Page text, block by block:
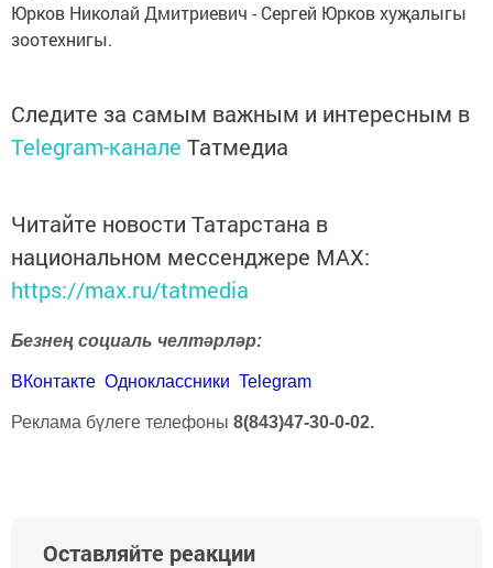
Юрков Николай Дмитриевич - Сергей Юрков хуҗалыгы
зоотехнигы.
Следите за самым важным и интересным в
Telegram-канале Татмедиа
Читайте новости Татарстана в
национальном мессенджере MАХ:
https://max.ru/tatmedia
Безнең социаль челтәрләр:
ВКонтакте Одноклассники Telegram
Реклама бүлеге телефоны 8(843)47-30-0-02.
Оставляйте реакции